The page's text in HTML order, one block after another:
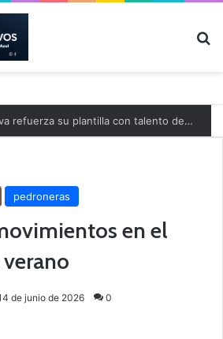
El Cuenca Deportiva refuerza su plantilla con talento de la comarca
pedroneras
en el
de junio de 2026 0